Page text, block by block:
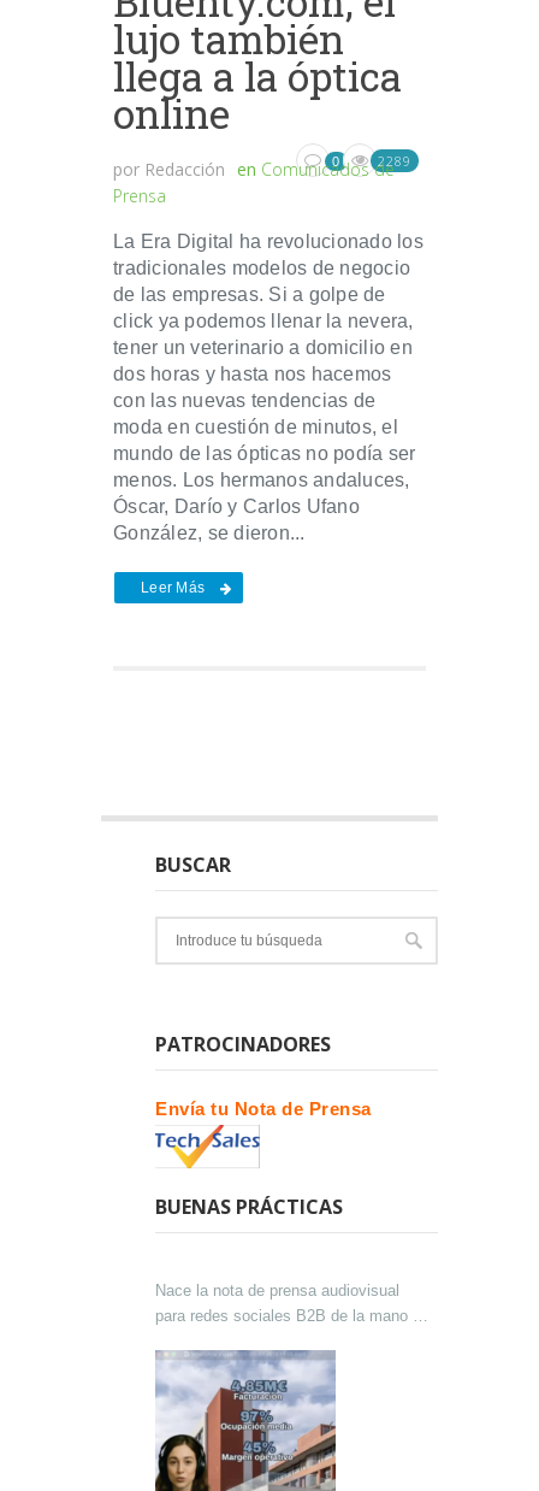
lujo también
llega a la óptica
online
por Redacción en Comunicados de
Prensa
0 2289
La Era Digital ha revolucionado los
tradicionales modelos de negocio
de las empresas. Si a golpe de
click ya podemos llenar la nevera,
tener un veterinario a domicilio en
dos horas y hasta nos hacemos
con las nuevas tendencias de
moda en cuestión de minutos, el
mundo de las ópticas no podía ser
menos. Los hermanos andaluces,
Óscar, Darío y Carlos Ufano
González, se dieron...
Leer Más
BUSCAR
PATROCINADORES
Envía tu Nota de Prensa
BUENAS PRÁCTICAS
Nace la nota de prensa audiovisual
para redes sociales B2B de la mano de